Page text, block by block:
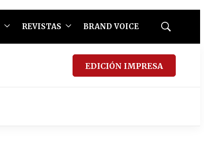
REVISTAS BRAND VOICE
Mostrar
EDICIÓN IMPRESA